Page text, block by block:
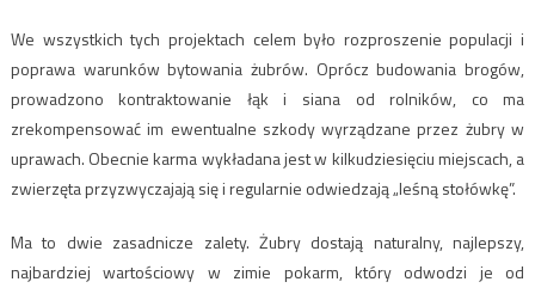
We wszystkich tych projektach celem było rozproszenie populacji i
poprawa warunków bytowania żubrów. Oprócz budowania brogów,
prowadzono kontraktowanie łąk i siana od rolników, co ma
zrekompensować im ewentualne szkody wyrządzane przez żubry w
uprawach. Obecnie karma wykładana jest w kilkudziesięciu miejscach, a
zwierzęta przyzwyczajają się i regularnie odwiedzają „leśną stołówkę”.
Ma to dwie zasadnicze zalety. Żubry dostają naturalny, najlepszy,
najbardziej wartościowy w zimie pokarm, który odwodzi je od